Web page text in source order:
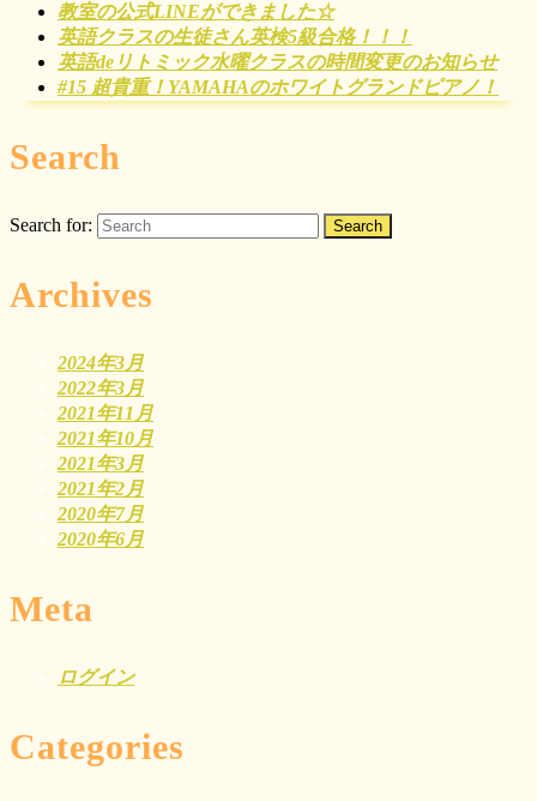
教室の公式LINEができました☆
英語クラスの生徒さん英検5級合格！！！
英語deリトミック水曜クラスの時間変更のお知らせ
#15 超貴重！YAMAHAのホワイトグランドピアノ！
Search
Search for:
Archives
2024年3月
2022年3月
2021年11月
2021年10月
2021年3月
2021年2月
2020年7月
2020年6月
Meta
ログイン
Categories